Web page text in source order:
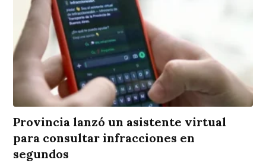
Provincia lanzó un asistente virtual
para consultar infracciones en
segundos